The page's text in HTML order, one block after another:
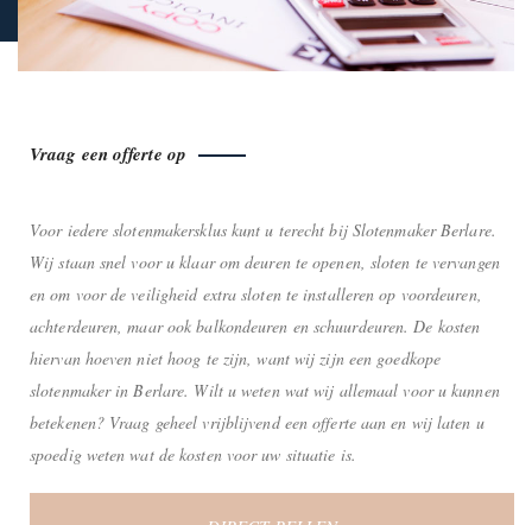
Vraag een offerte op
Voor iedere slotenmakersklus kunt u terecht bij Slotenmaker Berlare.
Wij staan snel voor u klaar om deuren te openen, sloten te vervangen
en om voor de veiligheid extra sloten te installeren op voordeuren,
achterdeuren, maar ook balkondeuren en schuurdeuren. De kosten
hiervan hoeven niet hoog te zijn, want wij zijn een goedkope
slotenmaker in Berlare. Wilt u weten wat wij allemaal voor u kunnen
betekenen? Vraag geheel vrijblijvend een offerte aan en wij laten u
spoedig weten wat de kosten voor uw situatie is.